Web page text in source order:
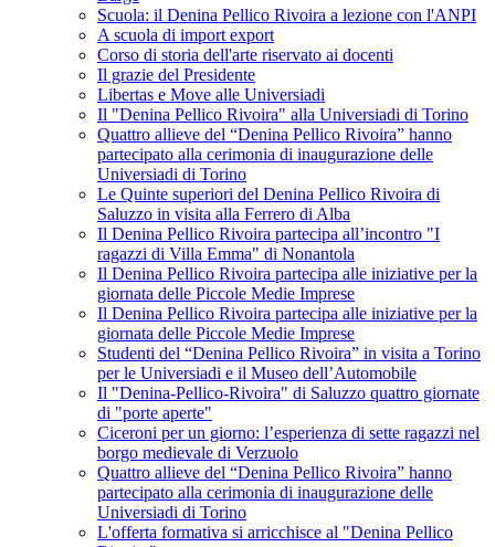
Scuola: il Denina Pellico Rivoira a lezione con l'ANPI
A scuola di import export
Corso di storia dell'arte riservato ai docenti
Il grazie del Presidente
Libertas e Move alle Universiadi
Il "Denina Pellico Rivoira" alla Universiadi di Torino
Quattro allieve del “Denina Pellico Rivoira” hanno
partecipato alla cerimonia di inaugurazione delle
Universiadi di Torino
Le Quinte superiori del Denina Pellico Rivoira di
Saluzzo in visita alla Ferrero di Alba
Il Denina Pellico Rivoira partecipa all’incontro "I
ragazzi di Villa Emma" di Nonantola
Il Denina Pellico Rivoira partecipa alle iniziative per la
giornata delle Piccole Medie Imprese
Il Denina Pellico Rivoira partecipa alle iniziative per la
giornata delle Piccole Medie Imprese
Studenti del “Denina Pellico Rivoira” in visita a Torino
per le Universiadi e il Museo dell’Automobile
Il "Denina-Pellico-Rivoira" di Saluzzo quattro giornate
di "porte aperte"
Ciceroni per un giorno: l’esperienza di sette ragazzi nel
borgo medievale di Verzuolo
Quattro allieve del “Denina Pellico Rivoira” hanno
partecipato alla cerimonia di inaugurazione delle
Universiadi di Torino
L'offerta formativa si arricchisce al "Denina Pellico